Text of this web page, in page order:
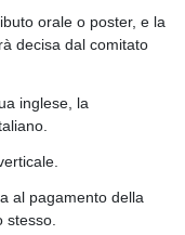
orale o poster, e la
decisa dal comitato
inglese, la
al pagamento della
stesso.